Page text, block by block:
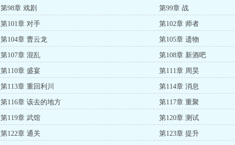
第98章 戏剧 第99章 战
第101章 对手 第102章 师者
第104章 曹云龙 第105章 遗物
第107章 混乱 第108章 新酒吧
第110章 盛宴 第111章 周昊
第113章 重回利川 第114章 消息
第116章 该去的地方 第117章 重聚
第119章 武馆 第120章 测试
第122章 通关 第123章 提升